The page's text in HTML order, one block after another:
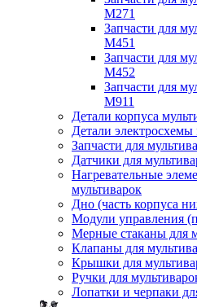
M271
Запчасти для
M451
Запчасти для
M452
Запчасти для
M911
Детали корпуса
Детали электросхемы
Запчасти для
Датчики для
Нагревательные
мультиварок
Дно (часть корпуса
Модули управления
Мерные стаканы для
Клапаны для
Крышки для
Ручки для
Лопатки и черпаки